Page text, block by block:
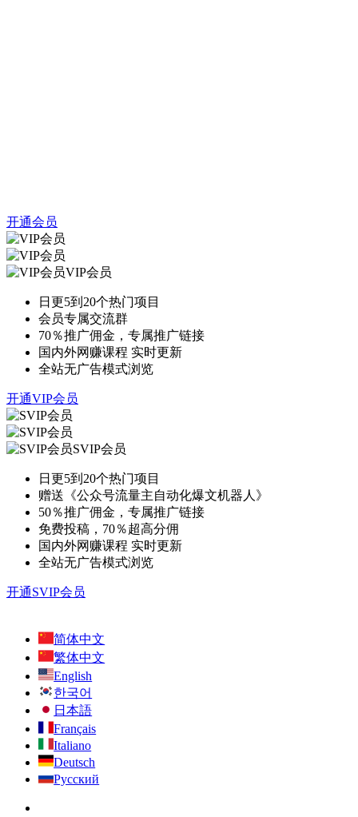
开通会员
VIP会员
日更5到20个热门项目
会员专属交流群
70％推广佣金，专属推广链接
国内外网赚课程 实时更新
全站无广告模式浏览
开通VIP会员
SVIP会员
日更5到20个热门项目
赠送《公众号流量主自动化爆文机器人》
50％推广佣金，专属推广链接
免费投稿，70％超高分佣
国内外网赚课程 实时更新
全站无广告模式浏览
开通SVIP会员
简体中文
繁体中文
English
한국어
日本語
Français
Italiano
Deutsch
Русский